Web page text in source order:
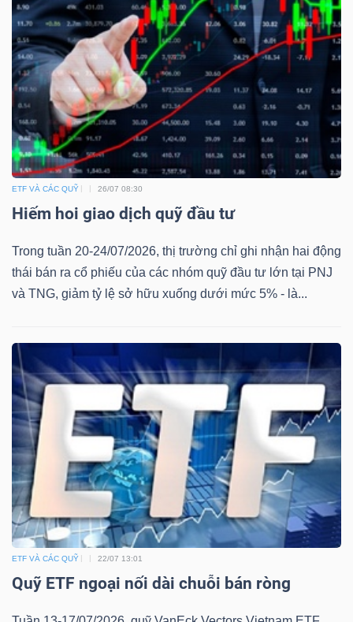
ETF VÀ CÁC QUỸ 26/07 08:30
Hiếm hoi giao dịch quỹ đầu tư
Trong tuần 20-24/07/2026, thị trường chỉ ghi nhận hai động
thái bán ra cổ phiếu của các nhóm quỹ đầu tư lớn tại PNJ
và TNG, giảm tỷ lệ sở hữu xuống dưới mức 5% - là...
ETF VÀ CÁC QUỸ 22/07 13:01
Quỹ ETF ngoại nối dài chuỗi bán ròng